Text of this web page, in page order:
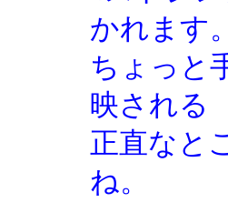
かれます
ちょっと
映される
正直なと
ね。